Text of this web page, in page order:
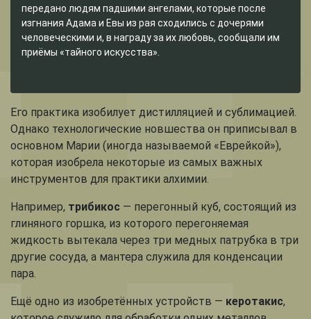
передано людям падшими ангелами, которые после
изгнания Адама и Евы из рая сходились с дочерями
человеческими и, в награду за их любовь, сообщали им
приёмы «тайного искусства».
Его практика изобилует дистилляцией и сублимацией.
Однако технологические новшества он приписывал в
основном Марии (иногда называемой «Еврейкой»),
которая изобрела некоторые из самых важных
инструментов для практики алхимии.
Например, трибикос — перегонный куб, состоящий из
глиняного горшка, из которого перегоняемая
жидкость вытекала через три медных патрубка в три
другие сосуда, а мантера служила для конденсации
пара.
Ещё одно из изобретённых устройств — керотакис,